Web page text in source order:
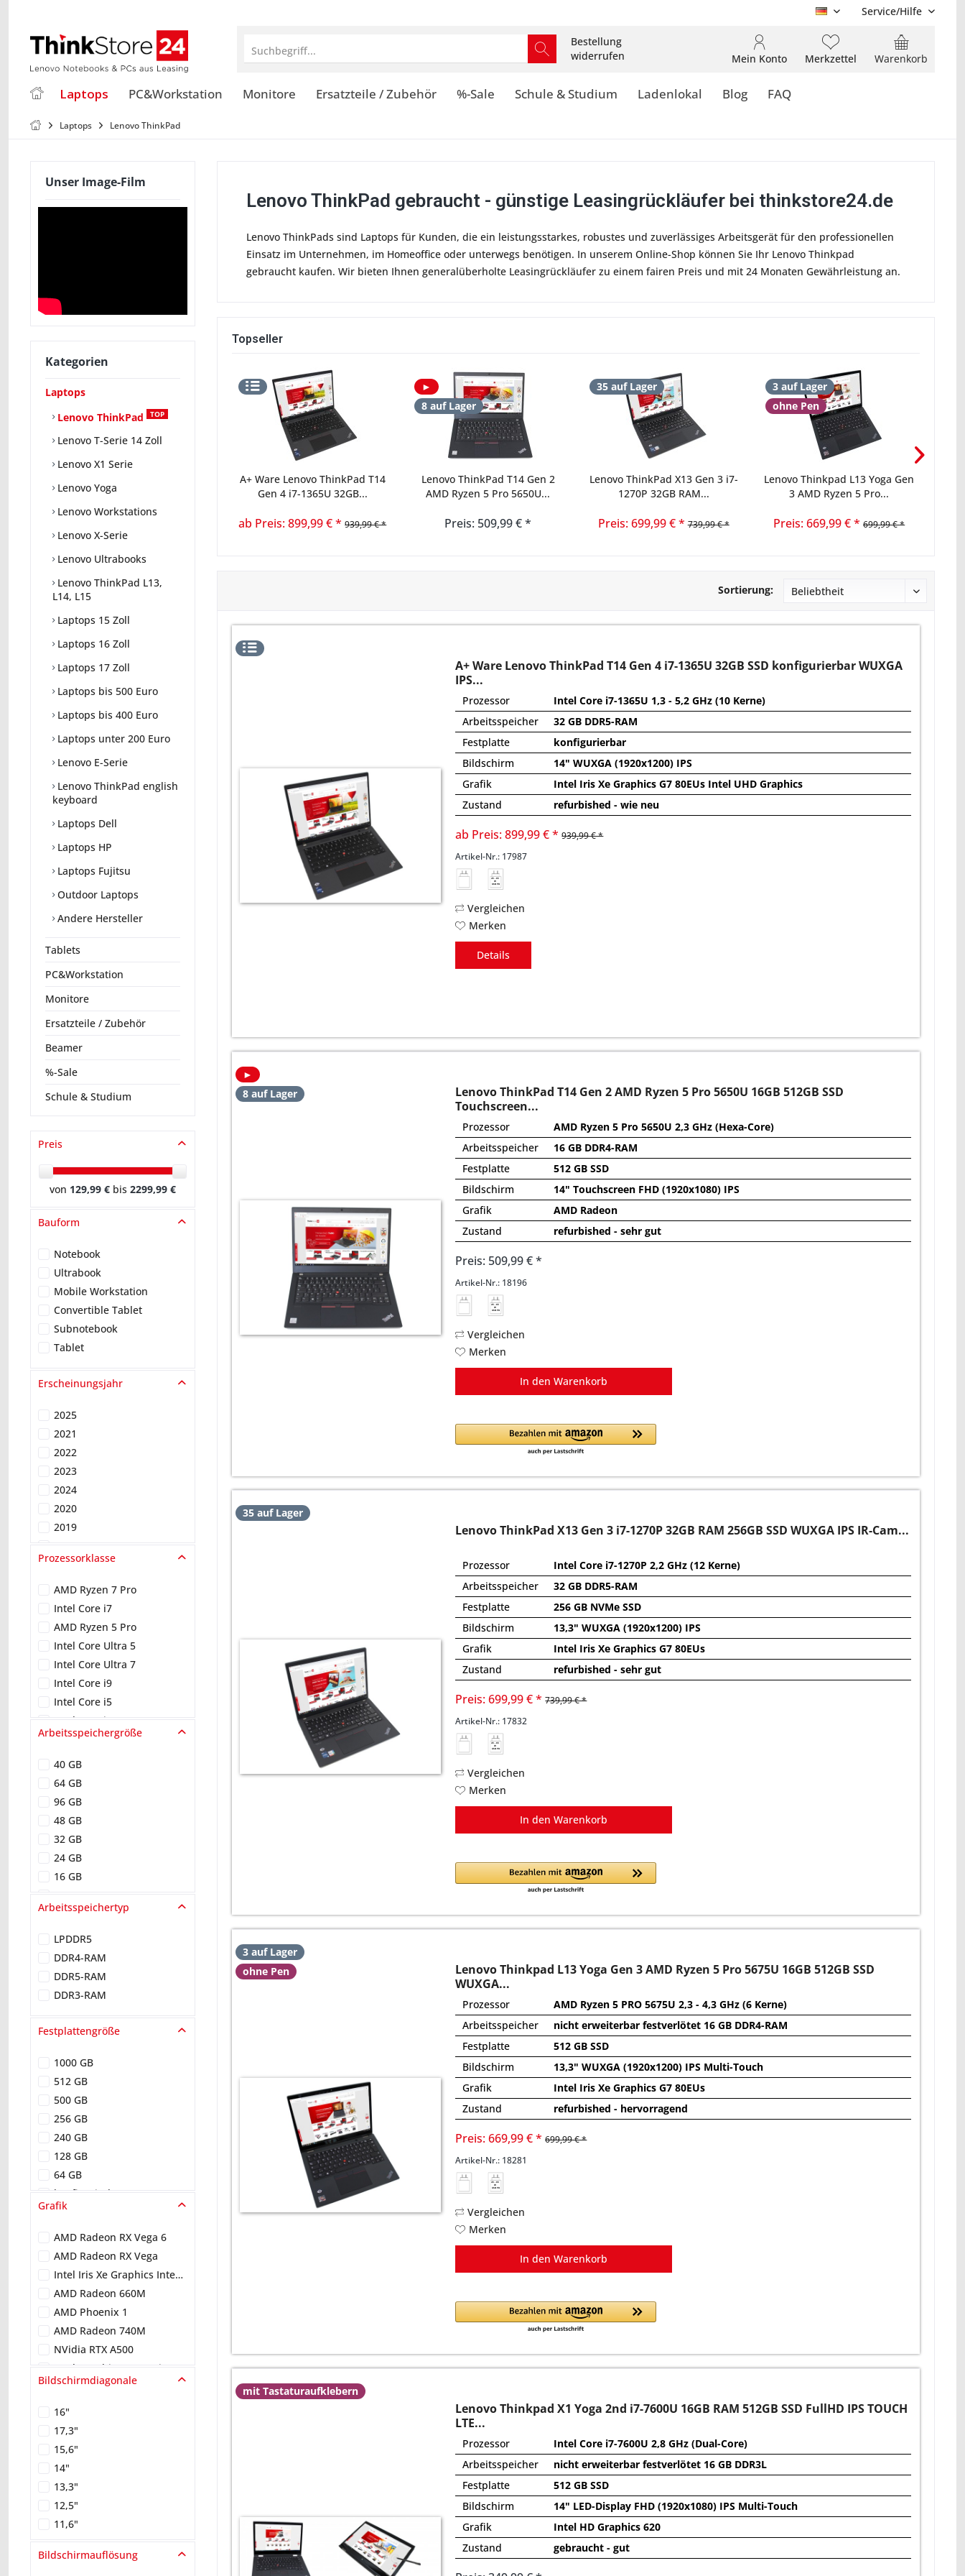
DE Service/Hilfe
Suchbegriff...
Bestellung
widerrufen
Warenkorb
Merkzettel
Mein Konto
Laptops PC&Workstation Monitore Ersatzteile / Zubehör %-Sale Schule & Studium Ladenlokal Blog FAQ
Laptops Lenovo ThinkPad
Unser Image-Film
Kategorien
Laptops
Lenovo ThinkPad
TOP
Lenovo T-Serie 14 Zoll
Lenovo X1 Serie
Lenovo Yoga
Lenovo Workstations
Lenovo X-Serie
Lenovo Ultrabooks
Lenovo ThinkPad L13,
L14, L15
Laptops 15 Zoll
Laptops 16 Zoll
Laptops 17 Zoll
Laptops bis 500 Euro
Laptops bis 400 Euro
Laptops unter 200 Euro
Lenovo E-Serie
Lenovo ThinkPad english
keyboard
Laptops Dell
Laptops HP
Laptops Fujitsu
Outdoor Laptops
Andere Hersteller
Tablets
PC&Workstation
Monitore
Ersatzteile / Zubehör
Beamer
%-Sale
Schule & Studium
Preis
von 129,99 € bis 2299,99 €
Bauform
Notebook
Ultrabook
Mobile Workstation
Convertible Tablet
Subnotebook
Tablet
Erscheinungsjahr
2025
2021
2022
2023
2024
2020
2019
2017
2015
2013
Prozessorklasse
AMD Ryzen 7 Pro
Intel Core i7
AMD Ryzen 5 Pro
Intel Core Ultra 5
Intel Core Ultra 7
Intel Core i9
Intel Core i5
Intel Core i3
AMD Ryzen
Intel Celeron
Arbeitsspeichergröße
40 GB
64 GB
96 GB
48 GB
32 GB
24 GB
16 GB
4 GB
Arbeitsspeichertyp
LPDDR5
DDR4-RAM
DDR5-RAM
DDR3-RAM
Festplattengröße
1000 GB
512 GB
500 GB
256 GB
240 GB
128 GB
64 GB
konfigurierbar
Grafik
AMD Radeon RX Vega 6
AMD Radeon RX Vega
Intel Iris Xe Graphics Integrated Shared DirectX 12.1
AMD Radeon 660M
AMD Phoenix 1
AMD Radeon 740M
NVidia RTX A500
NVIDIA RTX A3000
NVIDIA GeForce GTX 1650
NVIDIA RTX 2000 Ada
NVIDIA Quadro P620
NVIDIA RTX A2000
NVIDIA Quadro T1200
NVIDIA GeForce MX330
NVIDIA GeForce MX450
Bildschirmdiagonale
16"
17,3"
15,6"
14"
13,3"
12,5"
11,6"
Bildschirmauflösung
Lenovo ThinkPad gebraucht - günstige Leasingrückläufer bei thinkstore24.de
Lenovo ThinkPads sind Laptops für Kunden, die ein leistungsstarkes, robustes und zuverlässiges Arbeitsgerät für den professionellen
Einsatz im Unternehmen, im Homeoffice oder unterwegs benötigen. In unserem Online-Shop können Sie Ihr Lenovo Thinkpad
gebraucht kaufen. Wir bieten Ihnen generalüberholte Leasingrückläufer zu einem fairen Preis und mit 24 Monaten Gewährleistung an.
Topseller
A+ Ware Lenovo ThinkPad T14
Gen 4 i7-1365U 32GB...
ab Preis: 899,99 € * 939,99 € *
►
8 auf Lager
Lenovo ThinkPad T14 Gen 2
AMD Ryzen 5 Pro 5650U...
Preis: 509,99 € *
35 auf Lager
Lenovo ThinkPad X13 Gen 3 i7-
1270P 32GB RAM...
Preis: 699,99 € * 739,99 € *
3 auf Lager
ohne Pen
Lenovo Thinkpad L13 Yoga Gen
3 AMD Ryzen 5 Pro...
Preis: 669,99 € * 699,99 € *
Sortierung:
A+ Ware Lenovo ThinkPad T14 Gen 4 i7-1365U 32GB SSD konfigurierbar WUXGA
IPS...
Prozessor
Intel Core i7-1365U 1,3 - 5,2 GHz (10 Kerne)
Arbeitsspeicher
32 GB DDR5-RAM
Festplatte
konfigurierbar
Bildschirm
14" WUXGA (1920x1200) IPS
Grafik
Intel Iris Xe Graphics G7 80EUs Intel UHD Graphics
Zustand
refurbished - wie neu
ab Preis: 899,99 € * 939,99 € *
Artikel-Nr.: 17987
45 - 65
W
USB PD
Vergleichen
Merken
Details
►
8 auf Lager
Lenovo ThinkPad T14 Gen 2 AMD Ryzen 5 Pro 5650U 16GB 512GB SSD
Touchscreen...
Prozessor
AMD Ryzen 5 Pro 5650U 2,3 GHz (Hexa-Core)
Arbeitsspeicher
16 GB DDR4-RAM
Festplatte
512 GB SSD
Bildschirm
14" Touchscreen FHD (1920x1080) IPS
Grafik
AMD Radeon
Zustand
refurbished - sehr gut
Preis: 509,99 € *
Artikel-Nr.: 18196
45 - 65
W
USB PD
Vergleichen
Merken
In den Warenkorb
35 auf Lager
Lenovo ThinkPad X13 Gen 3 i7-1270P 32GB RAM 256GB SSD WUXGA IPS IR-Cam...
Prozessor
Intel Core i7-1270P 2,2 GHz (12 Kerne)
Arbeitsspeicher
32 GB DDR5-RAM
Festplatte
256 GB NVMe SSD
Bildschirm
13,3" WUXGA (1920x1200) IPS
Grafik
Intel Iris Xe Graphics G7 80EUs
Zustand
refurbished - sehr gut
Preis: 699,99 € * 739,99 € *
Artikel-Nr.: 17832
45 - 65
W
USB PD
Vergleichen
Merken
In den Warenkorb
3 auf Lager
ohne Pen
Lenovo Thinkpad L13 Yoga Gen 3 AMD Ryzen 5 Pro 5675U 16GB 512GB SSD
WUXGA...
Prozessor
AMD Ryzen 5 PRO 5675U 2,3 - 4,3 GHz (6 Kerne)
Arbeitsspeicher
nicht erweiterbar festverlötet 16 GB DDR4-RAM
Festplatte
512 GB SSD
Bildschirm
13,3" WUXGA (1920x1200) IPS Multi-Touch
Grafik
Intel Iris Xe Graphics G7 80EUs
Zustand
refurbished - hervorragend
Preis: 669,99 € * 699,99 € *
Artikel-Nr.: 18281
45 - 65
W
USB PD
Vergleichen
Merken
In den Warenkorb
mit Tastaturaufklebern
Lenovo Thinkpad X1 Yoga 2nd i7-7600U 16GB RAM 512GB SSD FullHD IPS TOUCH
LTE...
Prozessor
Intel Core i7-7600U 2,8 GHz (Dual-Core)
Arbeitsspeicher
nicht erweiterbar festverlötet 16 GB DDR3L
Festplatte
512 GB SSD
Bildschirm
14" LED-Display FHD (1920x1080) IPS Multi-Touch
Grafik
Intel HD Graphics 620
Zustand
gebraucht - gut